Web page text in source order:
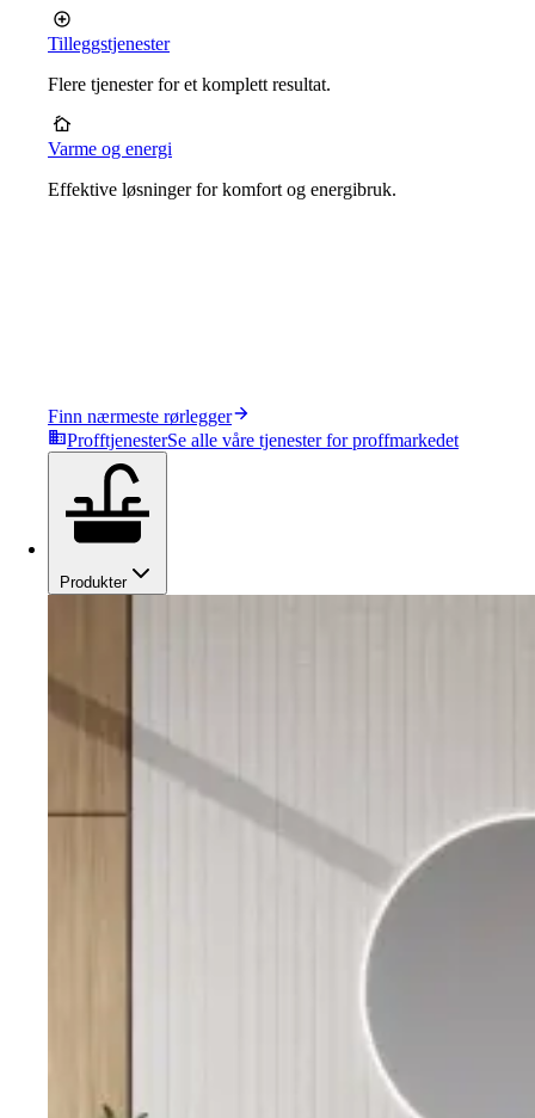
Tilleggstjenester
Flere tjenester for et komplett resultat.
Varme og energi
Effektive løsninger for komfort og energibruk.
Finn nærmeste rørlegger
ProfftjenesterSe alle våre tjenester for proffmarkedet
Produkter